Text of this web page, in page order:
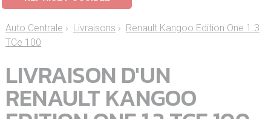
Auto Centrale › Livraisons › Renault Kangoo Edition One 1.3
TCe 100
LIVRAISON D'UN
RENAULT KANGOO